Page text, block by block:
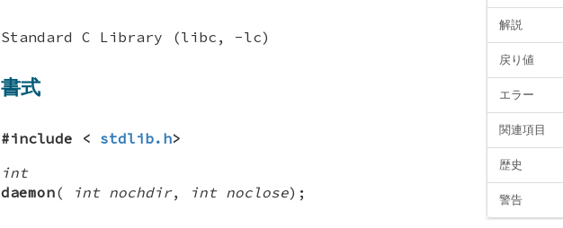
解説
戻り値
エラー
関連項目
歴史
警告
Standard C Library (libc, -lc)
書式
#include < stdlib.h>
int
daemon( int nochdir, int noclose);